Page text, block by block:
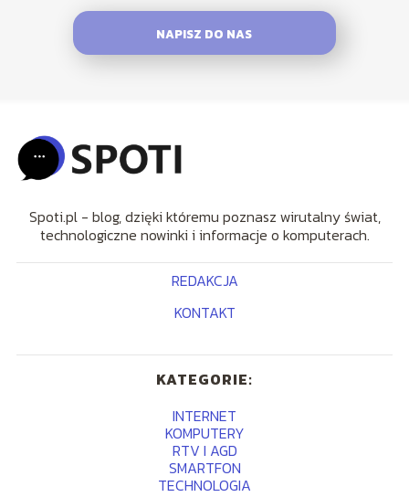
NAPISZ DO NAS
Spoti.pl - blog, dzięki któremu poznasz wirutalny świat,
technologiczne nowinki i informacje o komputerach.
REDAKCJA
KONTAKT
KATEGORIE:
INTERNET
KOMPUTERY
RTV I AGD
SMARTFON
TECHNOLOGIA